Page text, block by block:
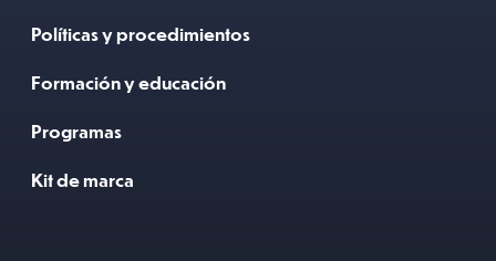
Políticas y procedimientos
Formación y educación
Programas
Kit de marca